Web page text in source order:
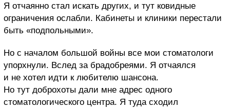
Я отчаянно стал искать других, и тут ковидные
ограничения ослабли. Кабинеты и клиники перестали
быть «подпольными».
Но с началом большой войны все мои стоматологи
упорхнули. Вслед за брадобреями. Я отчаялся
и не хотел идти к любителю шансона.
Но тут доброхоты дали мне адрес одного
стоматологического центра. Я туда сходил